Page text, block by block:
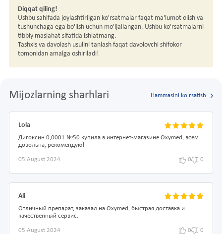
Diqqat qiling!
Ushbu sahifada joylashtirilgan ko'rsatmalar faqat ma'lumot olish va
tushunchaga ega bo'lish uchun mo'ljallangan. Ushbu ko'rsatmalarni
tibbiy maslahat sifatida ishlatmang.
Tashxis va davolash usulini tanlash faqat davolovchi shifokor
tomonidan amalga oshiriladi!
Mijozlarning sharhlari Hammasini ko'rsatish
Lola
Дигоксин 0,0001 №50 купила в интернет-магазине Oxymed, всем
довольна, рекомендую!
05 August 2024 0 0
Ali
Отличный препарат, заказал на Oxymed, быстрая доставка и
качественный сервис.
05 August 2024 0 0